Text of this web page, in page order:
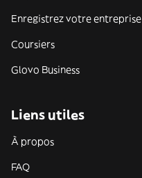
Enregistrez votre entreprise
Coursiers
Glovo Business
Liens utiles
À propos
FAQ